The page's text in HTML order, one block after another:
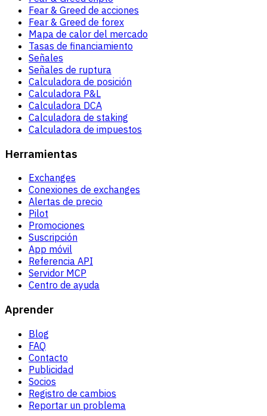
Fear & Greed de acciones
Fear & Greed de forex
Mapa de calor del mercado
Tasas de financiamiento
Señales
Señales de ruptura
Calculadora de posición
Calculadora P&L
Calculadora DCA
Calculadora de staking
Calculadora de impuestos
Herramientas
Exchanges
Conexiones de exchanges
Alertas de precio
Pilot
Promociones
Suscripción
App móvil
Referencia API
Servidor MCP
Centro de ayuda
Aprender
Blog
FAQ
Contacto
Publicidad
Socios
Registro de cambios
Reportar un problema